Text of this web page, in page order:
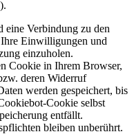
eine Verbindung zu den
Einwilligungen und
einzuholen.
Cookie in Ihrem Browser,
deren Widerruf
werden gespeichert, bis
Cookie selbst
entfällt.
bleiben unberührt.